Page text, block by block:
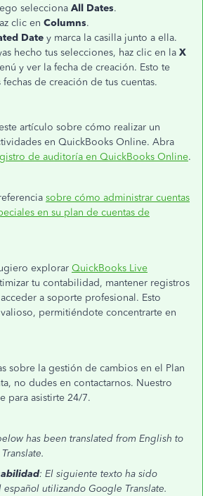
selecciona All Dates.
clic en Columns.
Date y marca la casilla junto a ella.
hecho tus selecciones, haz clic en la X
y ver la fecha de creación. Esto te
de creación de tus cuentas.
artículo sobre cómo realizar un
en QuickBooks Online. Abra
de auditoría en QuickBooks Online.
sobre cómo administrar cuentas
en su plan de cuentas de
explorar QuickBooks Live
tu contabilidad, mantener registros
a soporte profesional. Esto
permitiéndote concentrarte en
sobre la gestión de cambios en el Plan
no dudes en contactarnos. Nuestro
para asistirte 24/7.
has been translated from English to
: El siguiente texto ha sido
utilizando Google Translate.